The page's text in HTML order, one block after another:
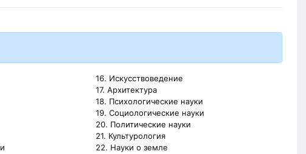
16. Искусствоведение
17. Архитектура
18. Психологические науки
19. Социологические науки
20. Политические науки
21. Культурология
22. Науки о земле